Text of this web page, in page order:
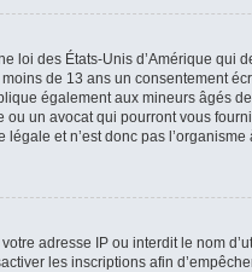
loi des États-Unis d’Amérique qui
de 13 ans un consentement
également aux mineurs âgés
un avocat qui pourront vous
et n’est donc pas
adresse IP ou interdit le nom
les inscriptions afin